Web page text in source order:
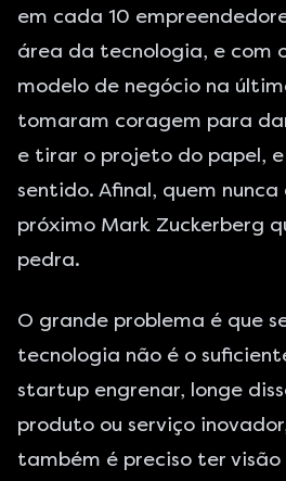
em cada 10
área da tecnologia, e com
modelo de negócio na
tomaram coragem para
e tirar o projeto do papel,
sentido. Afinal, quem nunca
próximo Mark Zuckerberg
pedra.
O grande problema é que
tecnologia não é o
startup engrenar, longe
produto ou serviço
também é preciso ter